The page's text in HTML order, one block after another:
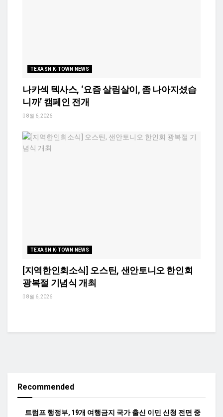
TEXASN K-TOWN NEWS
나카섹 텍사스, ‘요즘 살림살이, 좀 나아지셨습
니까’ 캠페인 전개
8월 6, 2026
TEXASN K-TOWN NEWS
[지역한인회소식] 오스틴, 샌안토니오 한인회
광복절 기념식 개최
8월 6, 2026
Recommended
트럼프 행정부, 19개 여행금지 국가 출신 이민 신청 전면 중